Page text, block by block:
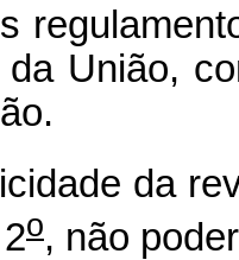
União,
da
o, não